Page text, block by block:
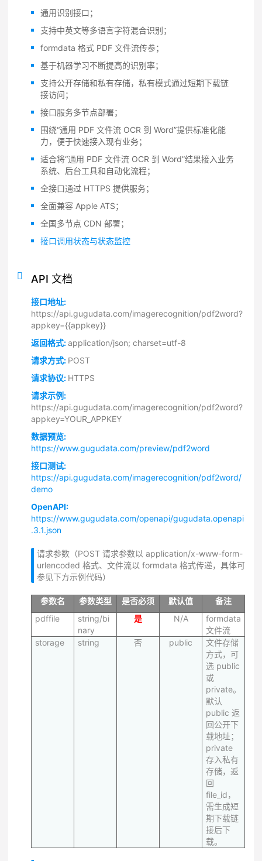
通用识别接口；
支持中英文等多语言字符混合识别；
formdata 格式 PDF 文件流传参；
基于机器学习不断提高的识别率；
支持公开存储和私有存储，私有模式通过短期下载链
接访问；
接口服务多节点部署；
围绕“通用 PDF 文件流 OCR 到 Word”提供标准化能
力，便于快速接入现有业务；
适合将“通用 PDF 文件流 OCR 到 Word”结果接入业务
系统、后台工具和自动化流程；
全接口通过 HTTPS 提供服务；
全面兼容 Apple ATS；
全国多节点 CDN 部署；
接口调用状态与状态监控
API 文档
接口地址:
https://api.gugudata.com/imagerecognition/pdf2word?
appkey={{appkey}}
返回格式:application/json; charset=utf-8
请求方式: POST
请求协议: HTTPS
请求示例:
https://api.gugudata.com/imagerecognition/pdf2word?
appkey=YOUR_APPKEY
数据预览:
https://www.gugudata.com/preview/pdf2word
接口测试:
https://api.gugudata.com/imagerecognition/pdf2word/
demo
OpenAPI:
https://www.gugudata.com/openapi/gugudata.openapi
.3.1.json
请求参数（POST 请求参数以 application/x-www-form-
urlencoded 格式、文件流以 formdata 格式传递，具体可
参见下方示例代码）
参数名 参数类型 是否必须 默认值
备注
pdffile
string/bi
nary
是 N/A
formdata
文件流
storage
string 否 public
文件存储
方式，可
选 public
或
private。
默认
public 返
回公开下
载地址；
private
存入私有
存储，返
回
file_id，
需生成短
期下载链
接后下
载。